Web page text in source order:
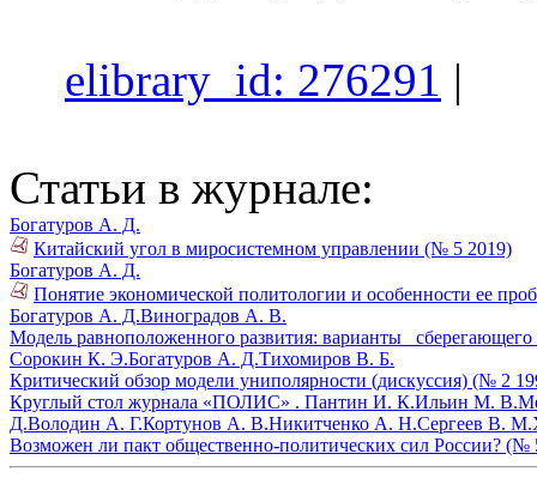
elibrary_id: 276291 |
Статьи в журнале:
Богатуров А. Д.
Китайский угол в миросистемном управлении (№ 5 2019)
Богатуров А. Д.
Понятие экономической политологии и особенности ее
Богатуров А. Д.Виноградов А. В.
Модель равноположенного развития: варианты
Сорокин К. Э.Богатуров А. Д.Тихомиров В. Б.
Критический обзор модели униполярности (дискуссия) (№ 2
Круглый стол журнала «ПОЛИС» . Пантин И. К.Ильин М. В.
Д.Володин А. Г.Кортунов А. В.Никитченко А. Н.Сергеев В. М.
Возможен ли пакт общественно-политических сил России? (№